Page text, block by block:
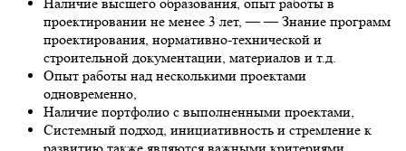
проектировании не менее 3 лет, — — Знание программ
проектирования, нормативно-технической и
строительной документации, материалов и т.д.
Опыт работы над несколькими проектами
одновременно,
Наличие портфолио с выполненными проектами,
Системный подход, инициативность и стремление к